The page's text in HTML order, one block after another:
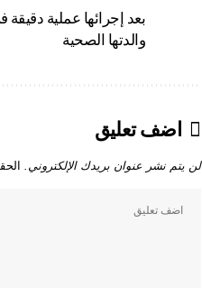
بعد إجرائها عملية
والدتها الصحية
اضف تعليق
لن يتم نشر عنوان بريدك الإلكتروني.